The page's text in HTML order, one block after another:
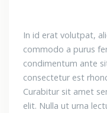
In id erat volutpat,
commodo a purus
condimentum ante
consectetur est
Curabitur sit amet
elit. Nulla ut urna